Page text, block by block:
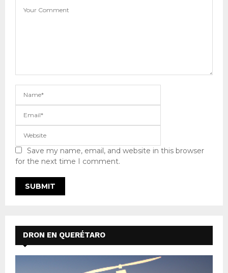
Save my name, email, and website in this browser
for the next time I comment.
DRON EN QUERÉTARO